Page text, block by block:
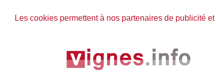
Les cookies permettent à nos partenaires de publicité